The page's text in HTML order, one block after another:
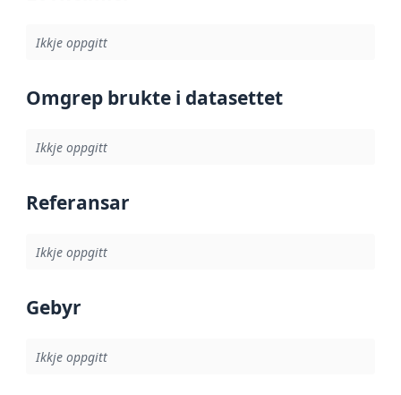
Ikkje oppgitt
Omgrep brukte i datasettet
Ikkje oppgitt
Referansar
Ikkje oppgitt
Gebyr
Ikkje oppgitt